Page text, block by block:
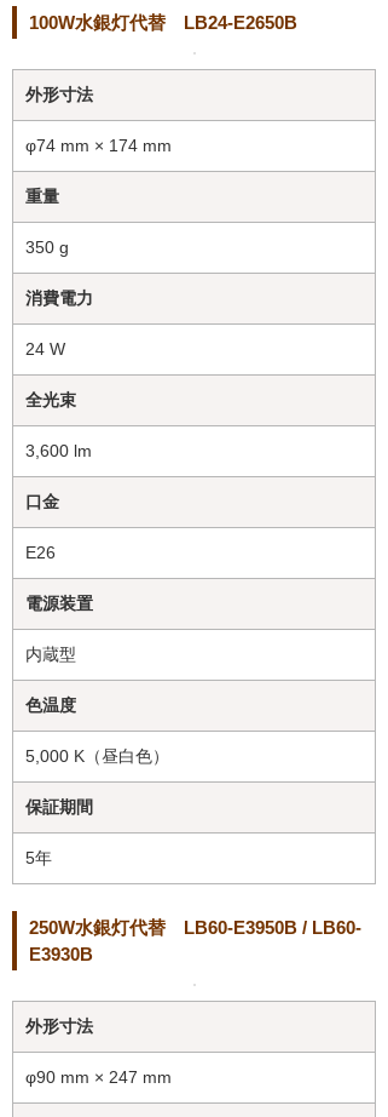
100W水銀灯代替 LB24-E2650B
外形寸法
φ74 mm × 174 mm
重量
350 g
消費電力
24 W
全光束
3,600 lm
口金
E26
電源装置
内蔵型
色温度
5,000 K（昼白色）
保証期間
5年
250W水銀灯代替 LB60-E3950B / LB60-
E3930B
外形寸法
φ90 mm × 247 mm